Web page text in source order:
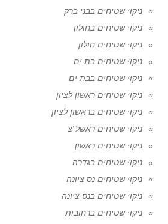
ניקוי שטיחים בבני ברק
ניקוי שטיחים בחולון
ניקוי שטיחים חולון
ניקוי שטיחים בת ים
ניקוי שטיחים בבת ים
ניקוי שטיחים ראשון לציון
ניקוי שטיחים בראשון לציון
ניקוי שטיחים ראשל"צ
ניקוי שטיחים ראשון
ניקוי שטיחים בגדרה
ניקוי שטיחים נס ציונה
ניקוי שטיחים בנס ציונה
ניקוי שטיחים ברחובות